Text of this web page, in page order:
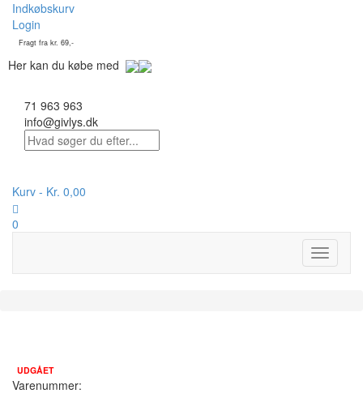
Indkøbskurv
Login
Fragt fra kr. 69,-
Her kan du købe med
71 963 963
info@givlys.dk
Kurv - Kr. 0,00
0
Toggle
UDGÅET
Varenummer: